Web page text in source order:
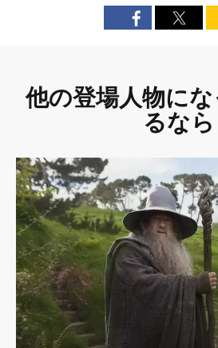
他の登場人物に
るなら